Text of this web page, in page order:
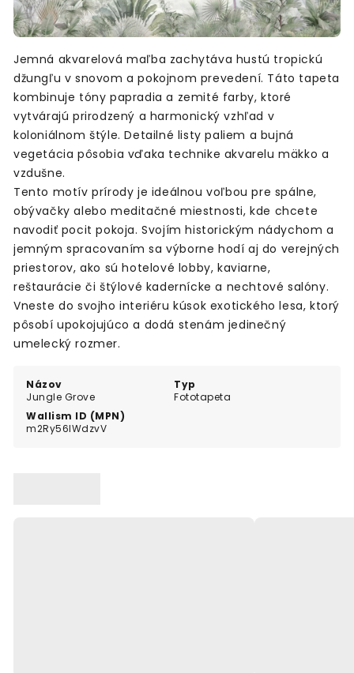
Názov
Jungle Grove
Typ
Fototapeta
Wallism ID (MPN)
m2Ry56lWdzvV
Jemná akvarelová maľba zachytáva hustú tropickú
džungľu v snovom a pokojnom prevedení. Táto tapeta
kombinuje tóny papradia a zemité farby, ktoré
vytvárajú prirodzený a harmonický vzhľad v
koloniálnom štýle. Detailné listy paliem a bujná
vegetácia pôsobia vďaka technike akvarelu mäkko a
vzdušne.
Tento motív prírody je ideálnou voľbou pre spálne,
obývačky alebo meditačné miestnosti, kde chcete
navodiť pocit pokoja. Svojím historickým nádychom a
jemným spracovaním sa výborne hodí aj do verejných
priestorov, ako sú hotelové lobby, kaviarne,
reštaurácie či štýlové kadernícke a nechtové salóny.
Vneste do svojho interiéru kúsok exotického lesa, ktorý
pôsobí upokojujúco a dodá stenám jedinečný
umelecký rozmer.